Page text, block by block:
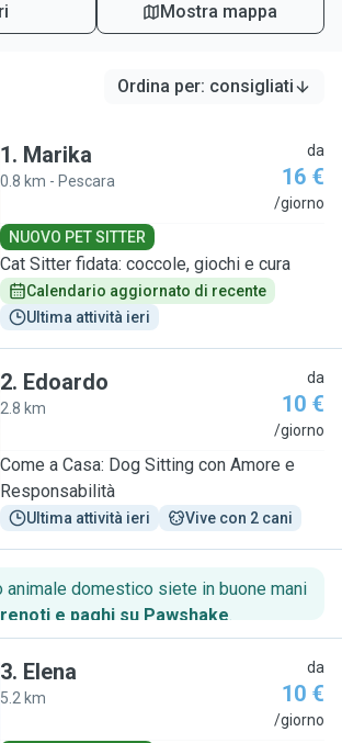
Mostra mappa
Ordina per: consigliati
1. Marika
0.8 km - Pescara
da
16 €
/giorno
NUOVO PET SITTER
Cat Sitter fidata: coccole, giochi e cura
Calendario aggiornato di recente
Ultima attività ieri
2. Edoardo
2.8 km
da
10 €
/giorno
Come a Casa: Dog Sitting con Amore e
Responsabilità
Ultima attività ieri Vive con 2 cani
animale domestico siete in buone mani
e paghi su Pawshake.
3. Elena
5.2 km
da
10 €
/giorno